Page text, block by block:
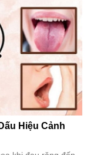
Hiệu Cảnh